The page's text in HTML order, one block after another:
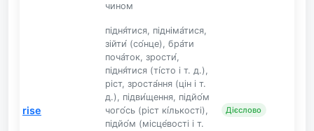
чином
rise
підня́тися, підніма́тися,
зійти́ (со́нце), бра́ти
поча́ток, зрости́,
підня́тися (ті́сто і т. д.),
ріст, зроста́ння (цін і т.
д.), підви́щення, підйо́м
чого́сь (ріст кі́лькості),
підйо́м (місце́вості і т.
Дієслово